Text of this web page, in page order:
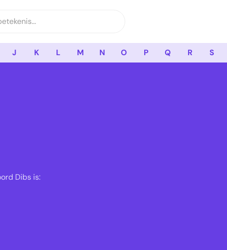
J K L M N O P Q R S
Dibs is: